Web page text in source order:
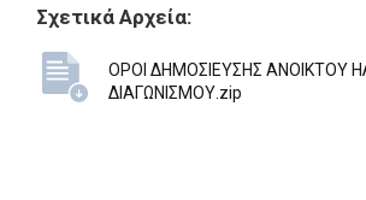
Σχετικά Αρχεία:
ΟΡΟΙ ΔΗΜΟΣΙΕΥΣΗΣ ΑΝΟΙΚΤΟΥ
ΔΙΑΓΩΝΙΣΜΟΥ.zip